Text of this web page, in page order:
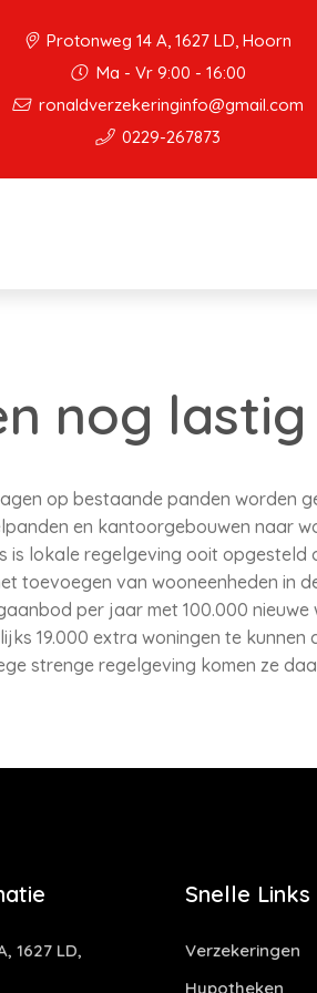
Protonweg 14 A, 1627 LD, Hoorn
Ma - Vr 9:00 - 16:00
ronaldverzekeringinfo@gmail.com
0229-267873
nog
op bestaande panden worden
en kantoorgebouwen naar
is lokale regelgeving ooit
toevoegen van wooneenheden in
per jaar met 100.000
19.000 extra woningen te kunnen
strenge regelgeving komen ze
1627 LD,
Snelle Links
Verzekeringen
Hypotheken